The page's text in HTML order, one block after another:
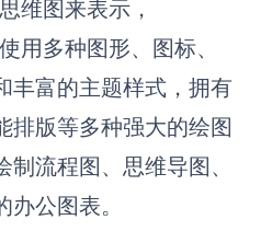
维图来表示，
用多种图形、图标、
丰富的主题样式，拥有
排版等多种强大的绘图
流程图、思维导图、
公图表。